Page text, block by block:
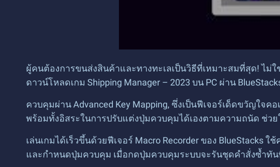
ผู้คนต้องการขนส่งสินค้าและทางทะเลเป็นวิธีที่เหมาะสมที่สุด! ไม่
ดาวน์โหลดเกม Shipping Manager – 2023 บน PC ผ่าน
ควบคุมผ่าน Advanced Key Mapping, ซึ่งเป็นฟีเจอร์เด็ดขวัญใจ
พร้อมทั้งอิสระในการปรับแต่งปุ่มควบคุมได้เองตามความถนัด ช่วย
เล่นเกมได้เร็วขึ้นด้วยฟีเจอร์ Macro Recorder ของ
และกำหนดปุ่มควบคุม เมื่อกดปุ่มควบคุมระบบจะรันชุดคำสั่งซ้ำทั